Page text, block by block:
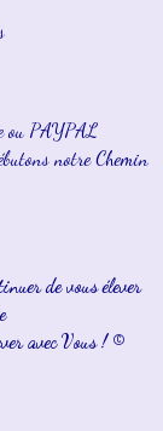
ou PAYPAL
notre Chemin
de vous élever
avec Vous ! ©